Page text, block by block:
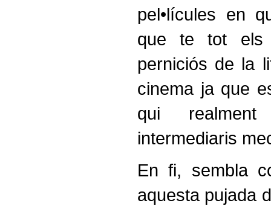
pel•lícules en
que te tot els
perniciós de la
cinema ja que
qui
intermediaris
En fi, sembla
aquesta pujada